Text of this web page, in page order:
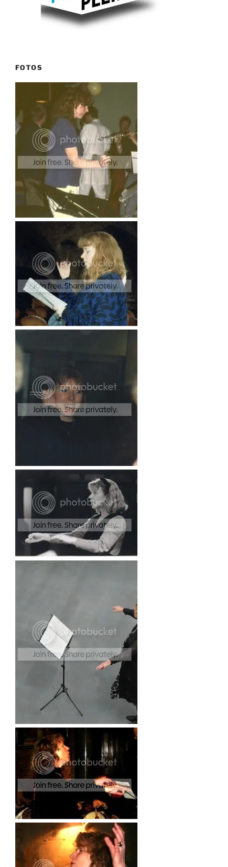
FOTOS